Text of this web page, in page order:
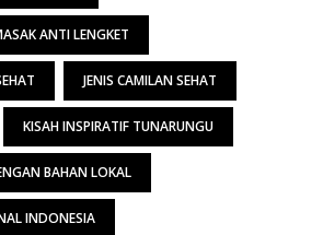
ANTI LENGKET
JENIS CAMILAN SEHAT
KISAH INSPIRATIF TUNARUNGU
BAHAN LOKAL
INDONESIA